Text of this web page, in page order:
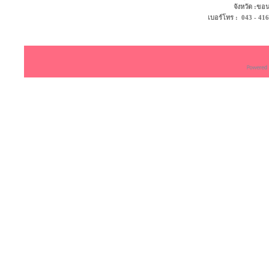
จังหวัด :ข
เบอร์โทร : 043 -